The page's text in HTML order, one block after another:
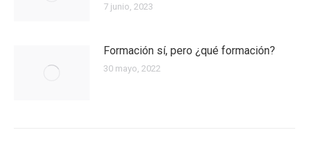
7 junio, 2023
Formación sí, pero ¿qué formación?
30 mayo, 2022